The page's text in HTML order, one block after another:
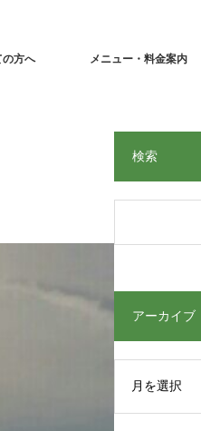
の方へ メニュー・料金案内
検索
アーカイブ